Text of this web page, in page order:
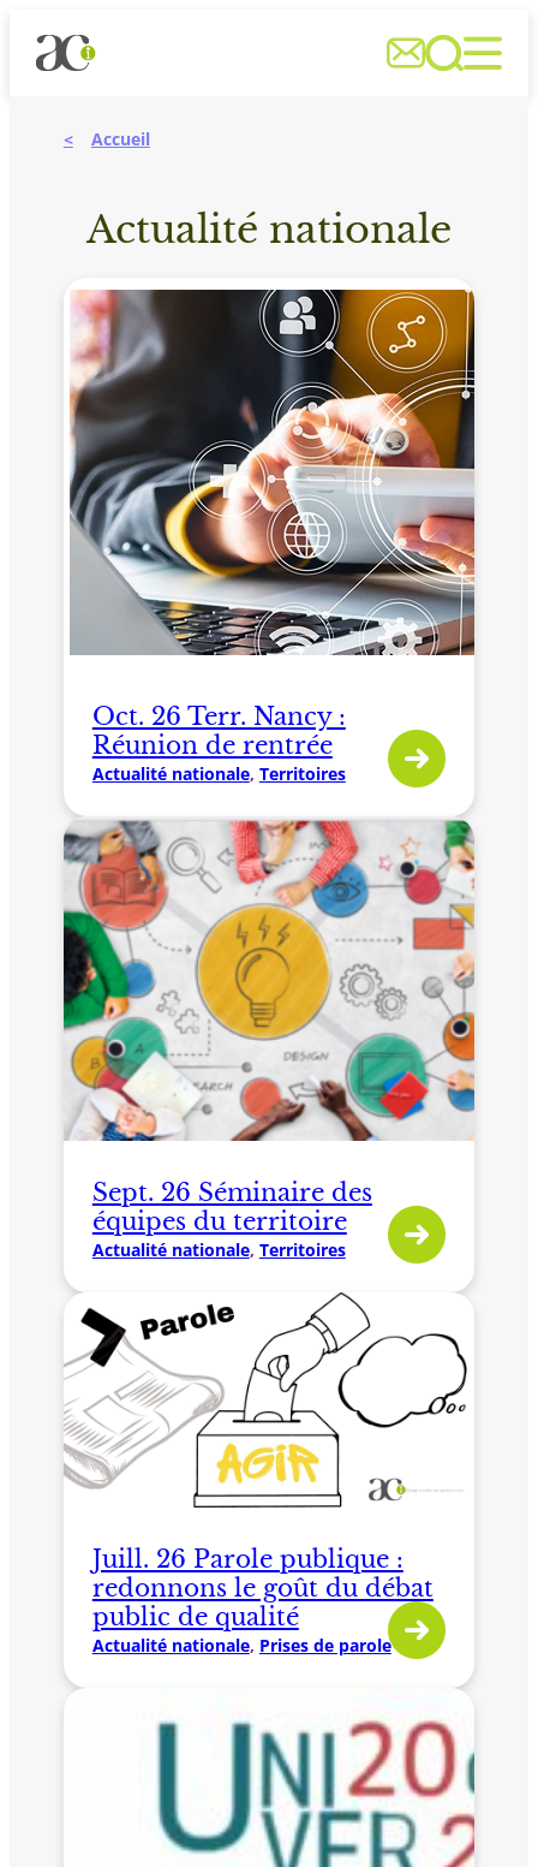

Accueil
Actualité nationale
Oct. 26 Terr. Nancy :
Réunion de rentrée
Actualité nationale, Territoires
Sept. 26 Séminaire des
équipes du territoire
Actualité nationale, Territoires
Juill. 26 Parole publique :
redonnons le goût du débat
public de qualité
Actualité nationale, Prises de parole